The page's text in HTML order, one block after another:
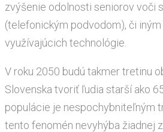
zvýšenie odolnosti seniorov voči
(telefonickým podvodom), či
využívajúcich technológie.
V roku 2050 budú takmer tretinu
Slovenska tvoriť ľudia starší ako
populácie je nespochybniteľným
tento fenomén nevyhýba žiadnej